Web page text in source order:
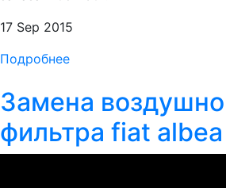
17 Sep 2015
Подробнее
Замена
фильтра fiat albea